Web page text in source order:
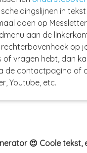
in
doen op
aan de
op
of vragen hebt, dan
de contactpagina of
Youtube, etc.
😍 Coole tekst,